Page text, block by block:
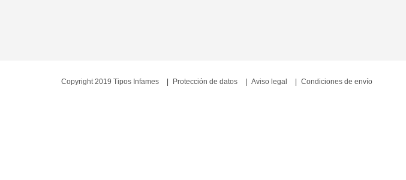
Copyright 2019 Tipos Infames Protección de datos Aviso legal Condiciones de envío